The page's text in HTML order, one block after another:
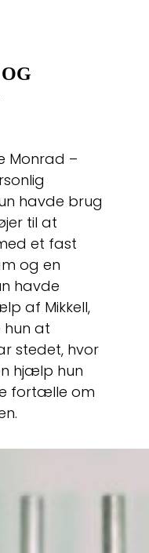
Monrad –
havde brug
til at
et fast
og en
havde
af Mikkell,
at
stedet, hvor
hjælp hun
fortælle om